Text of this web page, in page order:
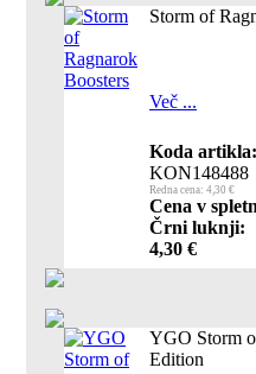
Storm of
Več ...
Koda artikla:
KON148488
Redna cena: 4,30 €
Cena v
Črni luknji:
4,30 €
YGO Storm
Edition